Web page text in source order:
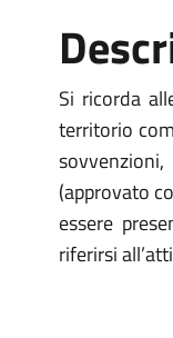
Si ricorda
territorio
(approvato
essere
riferirsi